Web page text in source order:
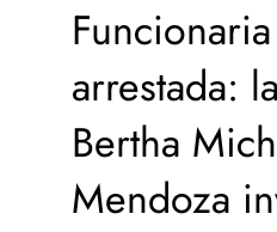
arrestada:
Bertha
Mendoza